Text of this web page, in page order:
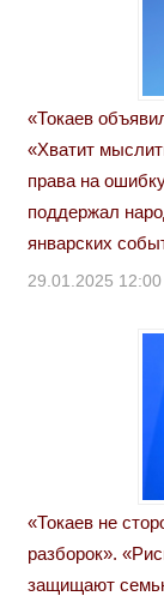
«Токаев
«Хватит
права на
поддержал
январских
29.01.2025 12:00
«Токаев не
разборок».
защищают